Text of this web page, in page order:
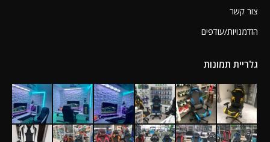
צור קשר
הזדמנויות/עודפים
גלריית תמונות